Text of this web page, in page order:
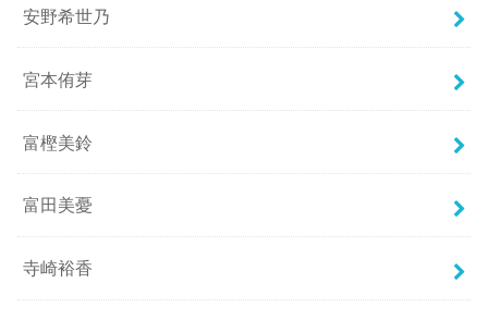
安野希世乃
宮本侑芽
富樫美鈴
富田美憂
寺崎裕香